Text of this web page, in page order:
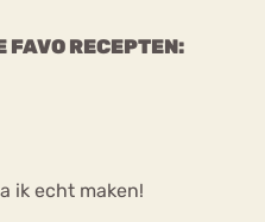
FAVO RECEPTEN:
ik echt maken!